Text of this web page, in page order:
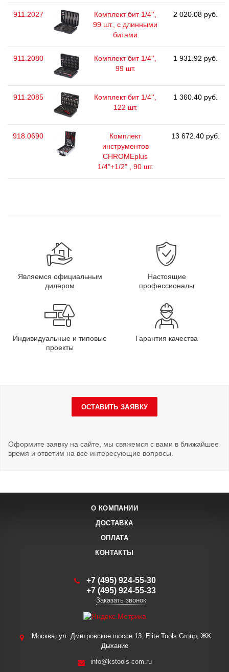
911.2027
Комплект бит 1/4'',
99 шт., с длинными
битами
2 020.08 руб.
911.2080
Комплект бит 1/4'',
99 шт.
1 931.92 руб.
911.2085
Комплект бит 1/4'',
122 шт.
1 360.40 руб.
918.0690
Комплект
инструментов
CHROMEplus
1/4"+1/2" , 90 шт.
13 672.40 руб.
Являемся официальным
дилером
Настоящие
профессионалы
Индивидуальные и типовые
проекты
Гарантия качества
ОСТАВИТЬ ЗАЯВКУ
Оформите заявку на сайте, мы свяжемся с вами в ближайшее
время и ответим на все интересующие вопросы.
О КОМПАНИИ
ДОСТАВКА
ОПЛАТА
КОНТАКТЫ
+7 (495) 924-55-30
+7 (495) 924-55-33
Заказать звонок
Москва, ул. Дмитровское шоссе 13, Elite Tools Group, ЖК
Дыхание
info@kstools-com.ru